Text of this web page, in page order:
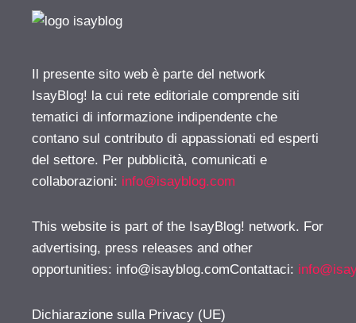
Il presente sito web è parte del network
IsayBlog! la cui rete editoriale comprende siti
tematici di informazione indipendente che
contano sul contributo di appassionati ed esperti
del settore. Per pubblicità, comunicati e
collaborazioni: info@isayblog.com
This website is part of the IsayBlog! network. For
advertising, press releases and other
opportunities: info@isayblog.comContattaci:
Dichiarazione sulla Privacy (UE)